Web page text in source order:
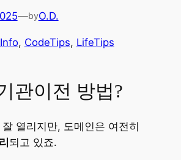
—byO.D.
, CodeTips, LifeTips
관이전 방법?
열리지만, 도메인은 여전히
되고 있죠.